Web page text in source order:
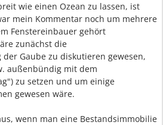
wie einen Ozean zu lassen, ist
mein Kommentar noch um mehrere
Fenstereinbauer gehört
zunächst die
Gaube zu diskutieren gewesen,
außenbündig mit dem
zu setzen und um einige
gewesen wäre.
wenn man eine Bestandsimmobilie